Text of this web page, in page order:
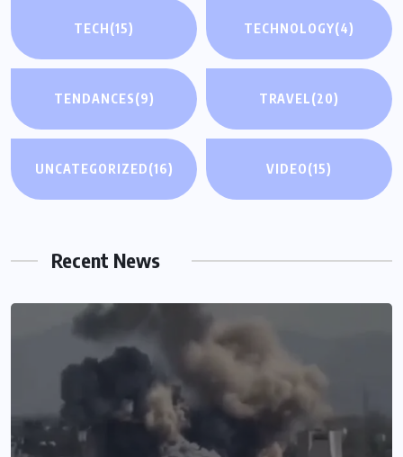
TECH(15) TECHNOLOGY(4)
TENDANCES(9) TRAVEL(20)
UNCATEGORIZED(16) VIDEO(15)
Recent News